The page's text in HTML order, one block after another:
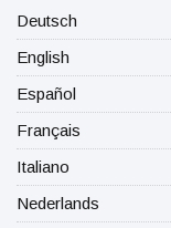
Deutsch
English
Español
Français
Italiano
Nederlands